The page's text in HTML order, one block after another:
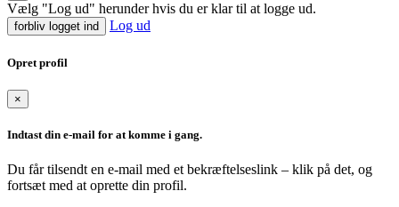
Vælg "Log ud" herunder hvis du er klar til at logge ud.
forbliv logget ind Log ud
Opret profil
×
Indtast din e-mail for at komme i gang.
Du får tilsendt en e-mail med et bekræftelseslink – klik på det, og
fortsæt med at oprette din profil.